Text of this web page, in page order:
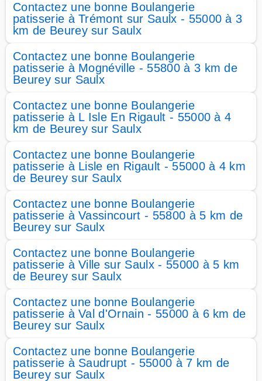
Contactez une bonne Boulangerie
patisserie à Trémont sur Saulx - 55000 à 3
km de Beurey sur Saulx
Contactez une bonne Boulangerie
patisserie à Mognéville - 55800 à 3 km de
Beurey sur Saulx
Contactez une bonne Boulangerie
patisserie à L Isle En Rigault - 55000 à 4
km de Beurey sur Saulx
Contactez une bonne Boulangerie
patisserie à Lisle en Rigault - 55000 à 4 km
de Beurey sur Saulx
Contactez une bonne Boulangerie
patisserie à Vassincourt - 55800 à 5 km de
Beurey sur Saulx
Contactez une bonne Boulangerie
patisserie à Ville sur Saulx - 55000 à 5 km
de Beurey sur Saulx
Contactez une bonne Boulangerie
patisserie à Val d'Ornain - 55000 à 6 km de
Beurey sur Saulx
Contactez une bonne Boulangerie
patisserie à Saudrupt - 55000 à 7 km de
Beurey sur Saulx